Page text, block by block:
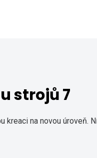
strojů 7
na novou úroveň.